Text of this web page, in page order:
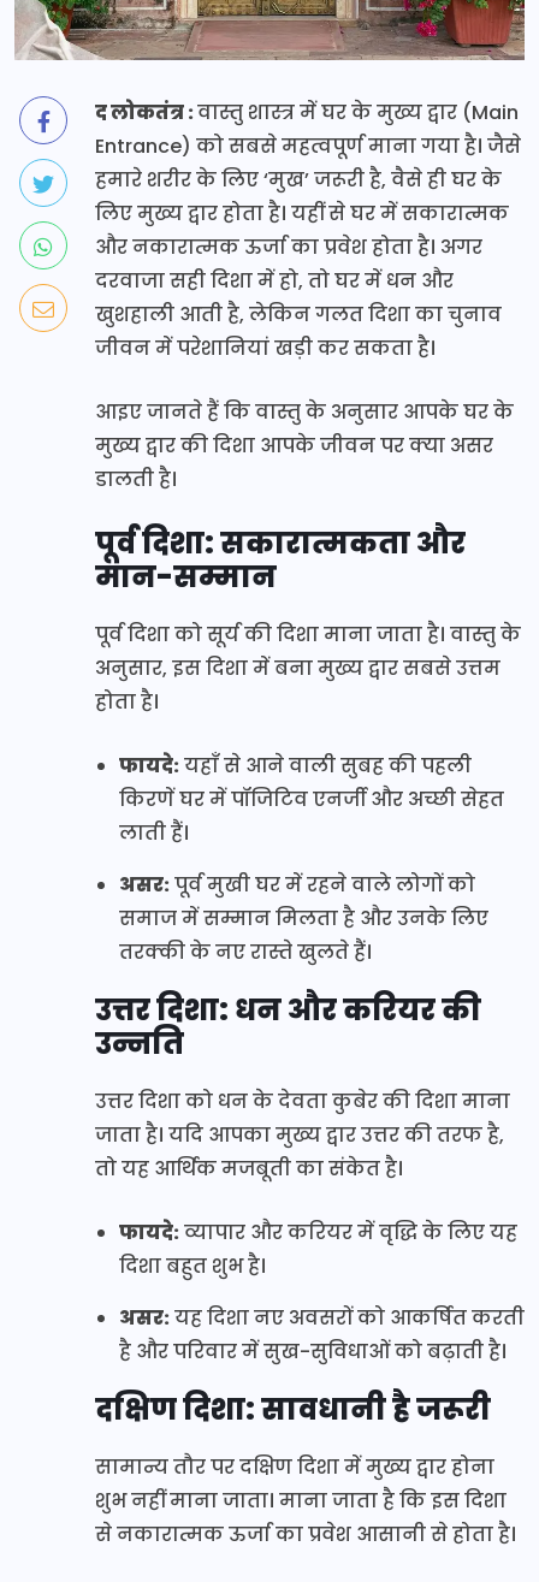
द लोकतंत्र :वास्तु शास्त्र में घर के मुख्य द्वार (Main
Entrance) को सबसे महत्वपूर्ण माना गया है। जैसे
हमारे शरीर के लिए ‘मुख’ जरूरी है, वैसे ही घर के
लिए मुख्य द्वार होता है। यहीं से घर में सकारात्मक
और नकारात्मक ऊर्जा का प्रवेश होता है। अगर
दरवाजा सही दिशा में हो, तो घर में धन और
खुशहाली आती है, लेकिन गलत दिशा का चुनाव
जीवन में परेशानियां खड़ी कर सकता है।
आइए जानते हैं कि वास्तु के अनुसार आपके घर के
मुख्य द्वार की दिशा आपके जीवन पर क्या असर
डालती है।
पूर्व दिशा: सकारात्मकता और
मान-सम्मान
पूर्व दिशा को सूर्य की दिशा माना जाता है। वास्तु के
अनुसार, इस दिशा में बना मुख्य द्वार सबसे उत्तम
होता है।
फायदे:यहाँ से आने वाली सुबह की पहली
किरणें घर में पॉजिटिव एनर्जी और अच्छी सेहत
लाती हैं।
असर:पूर्व मुखी घर में रहने वाले लोगों को
समाज में सम्मान मिलता है और उनके लिए
तरक्की के नए रास्ते खुलते हैं।
उत्तर दिशा: धन और करियर की
उन्नति
उत्तर दिशा को धन के देवता कुबेर की दिशा माना
जाता है। यदि आपका मुख्य द्वार उत्तर की तरफ है,
तो यह आर्थिक मजबूती का संकेत है।
फायदे:व्यापार और करियर में वृद्धि के लिए यह
दिशा बहुत शुभ है।
असर:यह दिशा नए अवसरों को आकर्षित करती
है और परिवार में सुख-सुविधाओं को बढ़ाती है।
दक्षिण दिशा: सावधानी है जरूरी
सामान्य तौर पर दक्षिण दिशा में मुख्य द्वार होना
शुभ नहीं माना जाता। माना जाता है कि इस दिशा
से नकारात्मक ऊर्जा का प्रवेश आसानी से होता है।